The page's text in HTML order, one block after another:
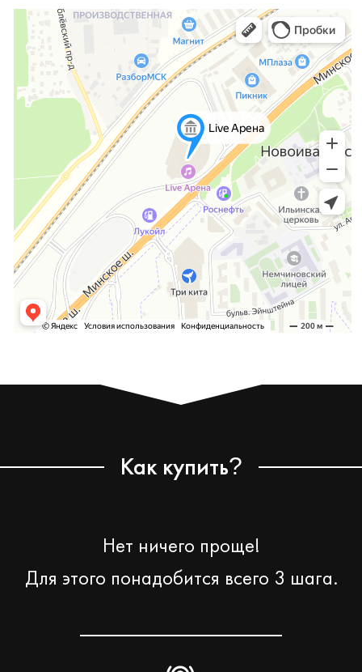
Как купить?
Нет ничего проще!
Для этого понадобится всего 3 шага.